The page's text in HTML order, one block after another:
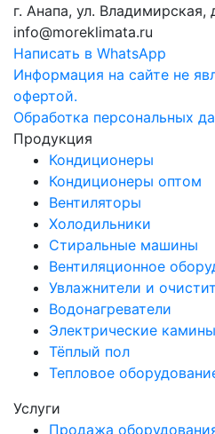
г. Анапа, ул. Владимирская,
info@moreklimata.ru
Написать в WhatsApp
Информация на сайте не
офертой.
Обработка персональных
Продукция
Кондиционеры
Кондиционеры оптом
Вентиляторы
Холодильники
Стиральные машины
Вентиляционное
Увлажнители и
Водонагреватели
Электрические камины
Тёплый пол
Тепловое
Услуги
Продажа